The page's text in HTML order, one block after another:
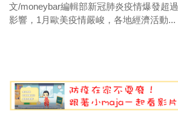
文/moneybar編輯部新冠肺炎疫情爆發超
影響，1月歐美疫情嚴峻，各地經濟活動...